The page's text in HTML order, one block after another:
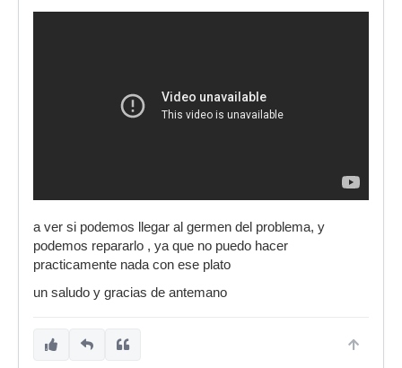
a ver si podemos llegar al germen del problema, y
podemos repararlo , ya que no puedo hacer
practicamente nada con ese plato
un saludo y gracias de antemano